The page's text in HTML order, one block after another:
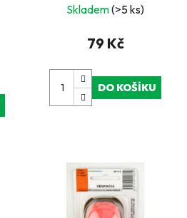
Skladem(>5 ks)
79 Kč
DO KOŠÍKU